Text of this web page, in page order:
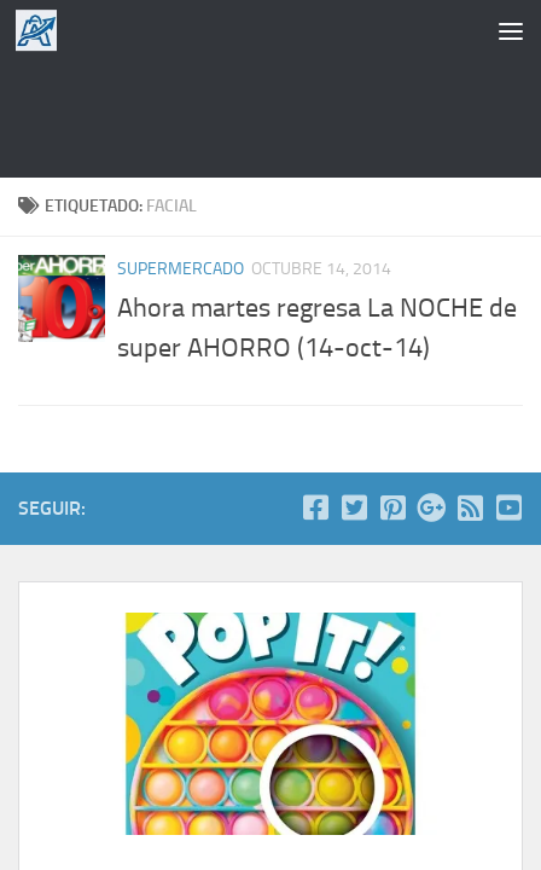
Saltar al contenido
ETIQUETADO: FACIAL
SUPERMERCADO OCTUBRE 14, 2014
Ahora martes regresa La NOCHE de
super AHORRO (14-oct-14)
SEGUIR: